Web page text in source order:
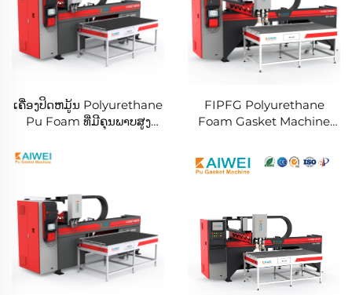
ເຄື່ອງປິດຫມູ້ນ Polyurethane
Pu Foam ທີ່ມີຄຸນພາບສູງ
FIPFG Polyurethane
Foam Gasket Machine
Head